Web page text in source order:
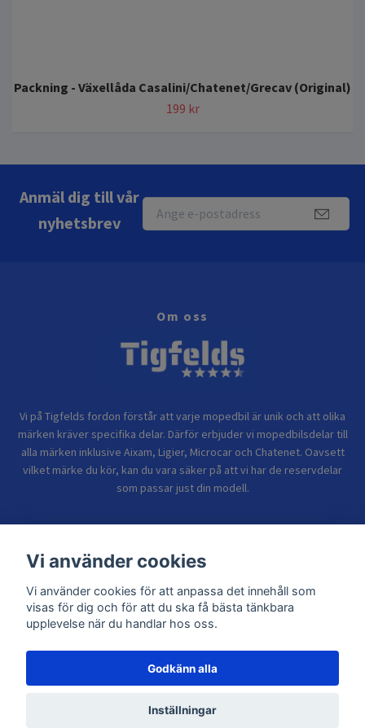
Packning - Växellåda Casalini/Chatenet/Grecav (Original)
199 kr
Anmäl dig till vår
nyhetsbrev
Om oss
Vi på Tigfelds fordon förstår att varje mopedbil är unik och att olika
märken kräver specifika delar. Därför erbjuder vi mopedbilsdelar till
alla märken inklusive Aixam, Ligier, Microcar och Chatenet. Oavsett
vilket märke du kör, kan du vara säker på att vi har de reservdelar
som passar just din modell.
Sidor
© 2026 TIGFELDS FORDON
Vi använder cookies
Vi använder cookies för att anpassa det innehåll som
visas för dig och för att du ska få bästa tänkbara
upplevelse när du handlar hos oss.
Godkänn alla
Inställningar